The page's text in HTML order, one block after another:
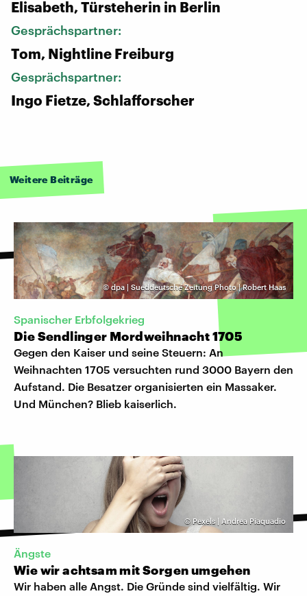
Elisabeth, Türsteherin in Berlin
Gesprächspartner:
Tom, Nightline Freiburg
Gesprächspartner:
Ingo Fietze, Schlafforscher
Weitere Beiträge
©dpa | Sueddeutsche Zeitung Photo | Robert Haas
Spanischer Erbfolgekrieg
Die Sendlinger Mordweihnacht 1705
Gegen den Kaiser und seine Steuern: An
Weihnachten 1705 versuchten rund 3000 Bayern den
Aufstand. Die Besatzer organisierten ein Massaker.
Und München? Blieb kaiserlich.
© Pexels | Andrea Piaquadio
Ängste
Wie wir achtsam mit Sorgen umgehen
Wir haben alle Angst. Die Gründe sind vielfältig. Wir